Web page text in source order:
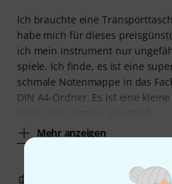
Ich brauchte eine
habe mich für dieses
ich mein Instrument nur
spiele. Ich finde, es ist eine
schmale Notenmappe in das
DIN A4-Ordner. Es ist eine
Mehr anzeigen
BEWERTUNG